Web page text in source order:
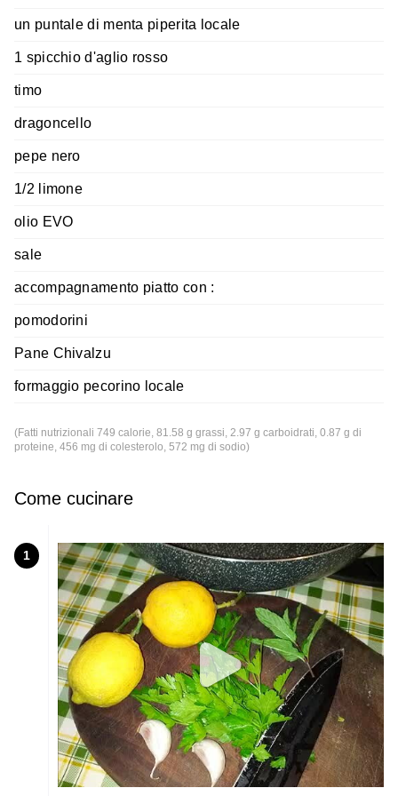
un puntale di menta piperita locale
1 spicchio d'aglio rosso
timo
dragoncello
pepe nero
1/2 limone
olio EVO
sale
accompagnamento piatto con :
pomodorini
Pane Chivalzu
formaggio pecorino locale
(Fatti nutrizionali 749 calorie, 81.58 g grassi, 2.97 g carboidrati, 0.87 g di
proteine, 456 mg di colesterolo, 572 mg di sodio)
Come cucinare
1